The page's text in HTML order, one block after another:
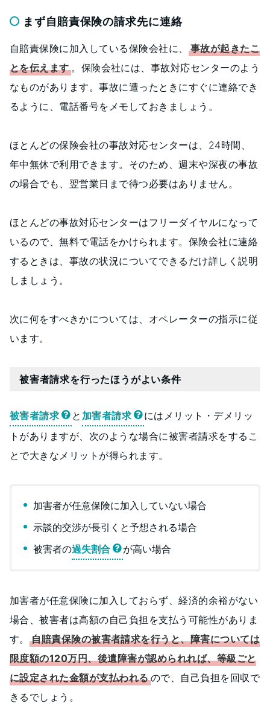
まず自賠責保険の請求先に連絡
自賠責保険に加入している保険会社に、
事故が起きたこ
とを伝えます 。保険会社には、事故対応センターのよう
なものがあります。事故に遭ったときにすぐに連絡でき
るように、電話番号をメモしておきましょう。
ほとんどの保険会社の事故対応センターは、24時間、
年中無休で利用できます。そのため、週末や深夜の事故
の場合でも、翌営業日まで待つ必要はありません。
ほとんどの事故対応センターはフリーダイヤルになって
いるので、無料で電話をかけられます。保険会社に連絡
するときは、事故の状況についてできるだけ詳しく説明
しましょう。
次に何をすべきかについては、オペレーターの指示に従
います。
被害者請求を行ったほうがよい条件
被害者請求 と 加害者請求
にはメリット・デメリッ
トがありますが、次のような場合に被害者請求をするこ
とで大きなメリットが得られます。
加害者が任意保険に加入していない場合
示談的交渉が長引くと予想される場合
被害者の過失割合 が高い場合
加害者が任意保険に加入しておらず、経済的余裕がない
場合、被害者は高額の自己負担を支払う可能性がありま
す。
自賠責保険の被害者請求を行うと、障害については
限度額の120万円、後遺障害が認められれば、等級ごと
に設定された金額が支払われるので、自己負担を回収で
きるでしょう。